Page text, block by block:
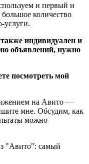
и первый и
количество
услуги.
индивидуален и
объявлений, нужно
посмотреть мой
на Авито —
мне. Обсудим, как
можно